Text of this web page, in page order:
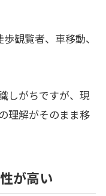
観覧者、車移動、
しがちですが、現
理解がそのまま移
が高い